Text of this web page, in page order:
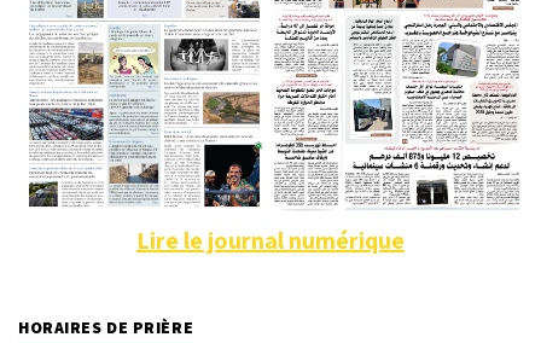
Lire le journal numérique
HORAIRES DE PRIÈRE